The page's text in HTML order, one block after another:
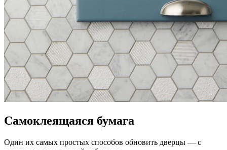
Самоклеящаяся бумага
Один их самых простых способов обновить дверцы — с